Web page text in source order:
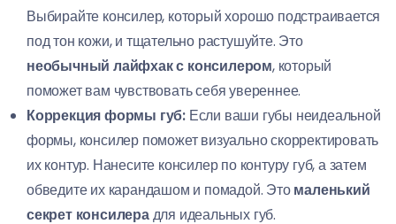
Выбирайте консилер, который хорошо подстраивается
под тон кожи, и тщательно растушуйте. Это
необычный лайфхак с консилером, который
поможет вам чувствовать себя увереннее.
Коррекция формы губ: Если ваши губы неидеальной
формы, консилер поможет визуально скорректировать
их контур. Нанесите консилер по контуру губ, а затем
обведите их карандашом и помадой. Этомаленький
секрет консилерадля идеальных губ.